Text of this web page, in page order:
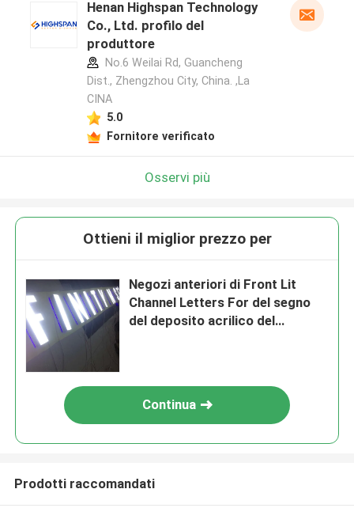
Henan Highspan Technology
Co., Ltd. profilo del
produttore
No.6 Weilai Rd, Guancheng
Dist., Zhengzhou City, China. ,La
CINA
5.0
Fornitore verificato
Osservi più
Ottieni il miglior prezzo per
Negozi anteriori di Front Lit
Channel Letters For del segno
del deposito acrilico del
Continua
Prodotti raccomandati